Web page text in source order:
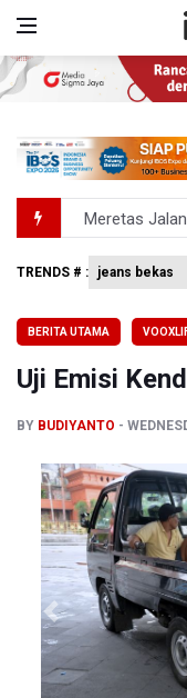
Meretas
Anggota
Menhut
Pemerintah
TRENDS # : jeans bekas
BERITA UTAMA
Uji Emisi
BY BUDIYANTO
Previous